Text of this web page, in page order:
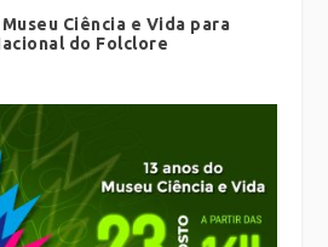
Ciência e Vida para
do Folclore